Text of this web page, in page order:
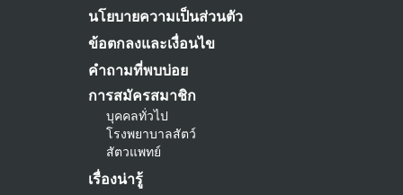
นโยบายความเป็นส่วนตัว
ข้อตกลงและเงื่อนไข
คำถามที่พบบ่อย
การสมัครสมาชิก
บุคคลทั่วไป
โรงพยาบาลสัตว์
สัตวแพทย์
เรื่องน่ารู้